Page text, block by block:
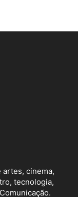
artes, cinema,
tecnologia,